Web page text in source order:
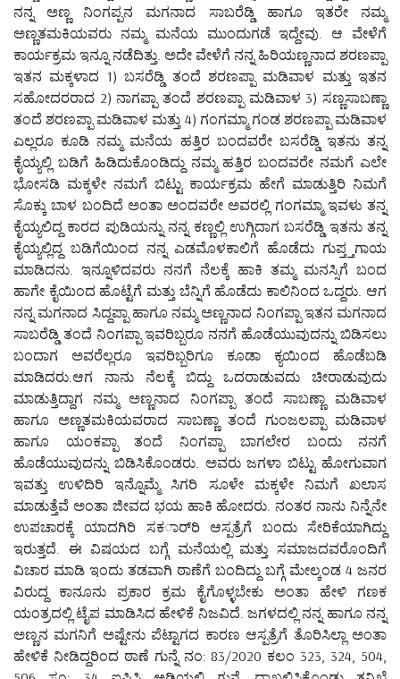
ನನ್ನ ಅಣ್ಣ ನಿಂಗಪ್ಪನ ಮಗನಾದ ಸಾಬರೆಡ್ಡಿ ಹಾಗೂ ಇತರೇ ನಮ್ಮ
ಅಣ್ಣತಮಕಿಯವರು ನಮ್ಮ ಮನೆಯ ಮುಂದುಗಡೆ ಇದ್ದೇವು. ಆ ವೇಳೆಗೆ
ಕಾರ್ಯಕ್ರಮ ಇನ್ನೂ ನಡೆದಿತ್ತು. ಅದೇ ವೇಳೆಗೆ ನನ್ನ ಹಿರಿಯಣ್ಣನಾದ ಶರಣಪ್ಪಾ
ಇತನ ಮಕ್ಕಳಾದ 1) ಬಸರೆಡ್ಡಿ ತಂದೆ ಶರಣಪ್ಪಾ ಮಡಿವಾಳ ಮತ್ತು ಇತನ
ಸಹೋದರರಾದ 2) ನಾಗಪ್ಪಾ ತಂದೆ ಶರಣಪ್ಪಾ ಮಡಿವಾಳ 3) ಸಣ್ಣಸಾಬಣ್ಣಾ
ತಂದೆ ಶರಣಪ್ಪಾ ಮಡಿವಾಳ ಮತ್ತು 4) ಗಂಗಮ್ಮಾ ಗಂಡ ಶರಣಪ್ಪಾ ಮಡಿವಾಳ
ಎಲ್ಲರೂ ಕೂಡಿ ನಮ್ಮ ಮನೆಯ ಹತ್ತಿರ ಬಂದವರೇ ಬಸರೆಡ್ಡಿ ಇತನು ತನ್ನ
ಕೈಯ್ಯಲ್ಲಿ ಬಡಿಗೆ ಹಿಡಿದುಕೊಂಡಿದ್ದು ನಮ್ಮ ಹತ್ತಿರ ಬಂದವರೇ ನಮಗೆ ಎಲೇ
ಭೋಸಡಿ ಮಕ್ಕಳೇ ನಮಗೆ ಬಿಟ್ಟು ಕಾರ್ಯಕ್ರಮ ಹೇಗೆ ಮಾಡುತ್ತಿರಿ ನಿಮಗೆ
ಸೊಕ್ಕು ಬಾಳ ಬಂದಿದೆ ಅಂತಾ ಅಂದವರೇ ಅವರಲ್ಲಿ ಗಂಗಮ್ಮಾ ಇವಳು ತನ್ನ
ಕೈಯ್ಯಲಿದ್ದ ಕಾರದ ಪುಡಿಯನ್ನು ನನ್ನ ಕಣ್ಣಲ್ಲಿ ಉಗ್ಗಿದಾಗ ಬಸರೆಡ್ಡಿ ಇತನು ತನ್ನ
ಕೈಯ್ಯಲ್ಲಿದ್ದ ಬಡಿಗೆಯಿಂದ ನನ್ನ ಎಡಮೊಳಕಾಲಿಗೆ ಹೊಡೆದು ಗುಪ್ತ್ತಗಾಯ
ಮಾಡಿದನು. ಇನ್ನೂಳಿದವರು ನನಗೆ ನೆಲಕ್ಕೆ ಹಾಕಿ ತಮ್ಮ ಮನಸ್ಸಿಗೆ ಬಂದ
ಹಾಗೇ ಕೈಯಿಂದ ಹೊಟ್ಟೆಗೆ ಮತ್ತು ಬೆನ್ನಿಗೆ ಹೊಡೆದು ಕಾಲಿನಿಂದ ಒದ್ದರು. ಆಗ
ನನ್ನ ಮಗನಾದ ಸಿದ್ದಪ್ಪಾ ಹಾಗೂ ನಮ್ಮ ಅಣ್ಣನಾದ ನಿಂಗಪ್ಪಾ ಇತನ ಮಗನಾದ
ಸಾಬರೆಡ್ಡಿ ತಂದೆ ನಿಂಗಪ್ಪಾ ಇವರಿಬ್ಬರೂ ನನಗೆ ಹೊಡೆಯುವುದನ್ನು ಬಿಡಿಸಲು
ಬಂದಾಗ ಅವರೆಲ್ಲರೂ ಇವರಿಬ್ಬರಿಗೂ ಕೂಡಾ ಕ್ಯಯಿಂದ ಹೊಡೆಬಡಿ
ಮಾಡಿದರು.ಆಗ ನಾನು ನೆಲಕ್ಕೆ ಬಿದ್ದು ಒದರಾಡುವದು ಚೀರಾಡುವುದು
ಮಾಡುತ್ತಿದ್ದಾಗ ನಮ್ಮ ಅಣ್ಣನಾದ ನಿಂಗಪ್ಪಾ ತಂದೆ ಸಾಬಣ್ಣಾ ಮಡಿವಾಳ
ಹಾಗೂ ಅಣ್ಣತಮಕಿಯವರಾದ ಸಾಬಣ್ಣಾ ತಂದೆ ಗುಂಜಲಪ್ಪಾ ಮಡಿವಾಳ
ಹಾಗೂ ಯಂಕಪ್ಪಾ ತಂದೆ ನಿಂಗಪ್ಪಾ ಬಾಗಲೇರ ಬಂದು ನನಗೆ
ಹೊಡೆಯುವುದನ್ನು ಬಿಡಿಸಿಕೊಂಡರು. ಅವರು ಜಗಳಾ ಬಿಟ್ಟು ಹೋಗುವಾಗ
ಇವತ್ತು ಉಳಿದಿರಿ ಇನ್ನೊಮ್ಮೆ ಸಿಗರಿ ಸೂಳೇ ಮಕ್ಕಳೇ ನಿಮಗೆ ಖಲಾಸ
ಮಾಡುತ್ತೆವೆ ಅಂತಾ ಜೀವದ ಭಯ ಹಾಕಿ ಹೋದರು. ನಂತರ ನಾನು ನಿನ್ನೆನೇ
ಉಪಚಾರಕ್ಕೆ ಯಾದಗಿರಿ ಸಕರ್ಾರಿ ಆಸ್ಪತ್ರೆಗೆ ಬಂದು ಸೇರಿಕೆಯಾಗಿದ್ದು
ಇರುತ್ತದೆ. ಈ ವಿಷಯದ ಬಗ್ಗೆ ಮನೆಯಲ್ಲಿ ಮತ್ತು ಸಮಾಜದವರೊಂದಿಗೆ
ವಿಚಾರ ಮಾಡಿ ಇಂದು ತಡವಾಗಿ ಠಾಣೆಗೆ ಬಂದಿದ್ದು ಬಗ್ಗೆ ಮೇಲ್ಕಂಡ 4 ಜನರ
ವಿರುದ್ದ ಕಾನೂನು ಪ್ರಕಾರ ಕ್ರಮ ಕೈಗೊಳ್ಳಬೇಕು ಅಂತಾ ಹೇಳಿ ಗಣಕ
ಯಂತ್ರದಲ್ಲಿ ಟೈಪ ಮಾಡಿಸಿದ ಹೇಳಿಕೆ ನಿಜವಿದೆ. ಜಗಳದಲ್ಲಿ ನನ್ನ ಹಾಗೂ ನನ್ನ
ಅಣ್ಣನ ಮಗನಿಗೆ ಅಷ್ಟೇನು ಪೆಟ್ಟಾಗದ ಕಾರಣ ಆಸ್ಪತ್ರೆಗೆ ತೊರಿಸಿಲ್ಲಾ ಅಂತಾ
ಹೇಳಿಕೆ ನೀಡಿದ್ದರಿಂದ ಠಾಣೆ ಗುನ್ನೆ ನಂ: 83/2020 ಕಲಂ 323, 324, 504,